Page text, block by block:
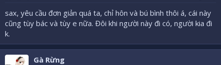
sax, yêu cầu đơn giản quá ta, chỉ hôn và bú bình thôi á, cái này
cũng tùy bác và tùy e nữa. Đôi khi người này đi có, người kia đi
k.
Gà Rừng